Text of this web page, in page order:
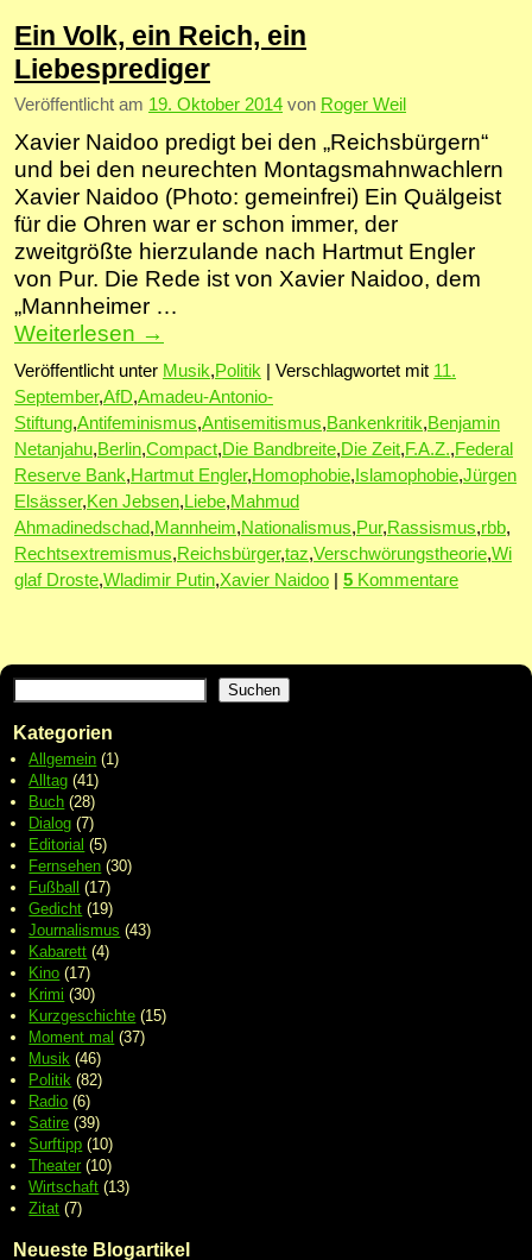
Ein Volk, ein Reich, ein
Liebesprediger
Veröffentlicht am 19. Oktober 2014 von Roger Weil
Xavier Naidoo predigt bei den „Reichsbürgern“
und bei den neurechten Montagsmahnwachlern
Xavier Naidoo (Photo: gemeinfrei) Ein Quälgeist
für die Ohren war er schon immer, der
zweitgrößte hierzulande nach Hartmut Engler
von Pur. Die Rede ist von Xavier Naidoo, dem
„Mannheimer …
Weiterlesen →
Veröffentlicht unter Musik,Politik Verschlagwortet mit 11.
September,AfD,Amadeu-Antonio-
Stiftung,Antifeminismus,Antisemitismus,Bankenkritik,Benjamin
Netanjahu,Berlin,Compact,Die Bandbreite,Die Zeit,F.A.Z.,Federal
Reserve Bank,Hartmut Engler,Homophobie, Islamophobie,Jürgen
Elsässer,Ken Jebsen,Liebe,Mahmud
Ahmadinedschad,Mannheim,Nationalismus,Pur,Rassismus,rbb,
Rechtsextremismus,Reichsbürger,taz,Verschwörungstheorie,Wi
glaf Droste,Wladimir Putin,Xavier Naidoo 5 Kommentare
Suchen
Kategorien
Allgemein (1)
Alltag (41)
Buch (28)
Dialog (7)
Editorial (5)
Fernsehen (30)
Fußball
(17)
Gedicht (19)
Journalismus (43)
Kabarett (4)
Kino (17)
Krimi (30)
Kurzgeschichte (15)
Moment mal (37)
Musik (46)
Politik (82)
Radio (6)
Satire (39)
Surftipp (10)
Theater (10)
Wirtschaft (13)
Zitat (7)
Neueste Blogartikel